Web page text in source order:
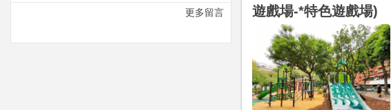
更多留言
遊戲場-*特色遊戲場)